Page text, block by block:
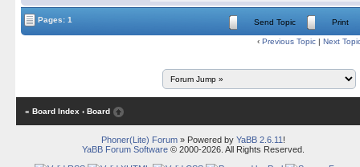
Pages: 1 Send Topic Print
‹ Previous Topic | Next
« Board Index ‹ Board
Phoner(Lite) Forum» Powered by YaBB 2.6.11 !
YaBB Forum Software© 2000-2026. All Rights Reserved.